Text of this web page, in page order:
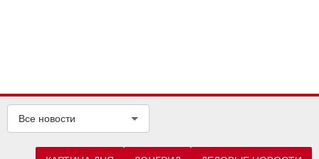
Все новости